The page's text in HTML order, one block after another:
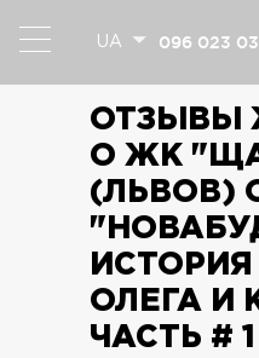
UA 096 023 03
ОТЗЫВЫ
О ЖК
(ЛЬВОВ)
ОЛЕГА И
ЧАСТЬ # 1